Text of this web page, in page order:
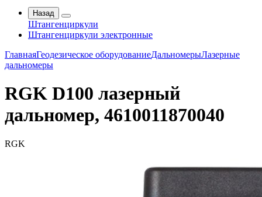
Назад
Штангенциркули
Штангенциркули электронные
ГлавнаяГеодезическое оборудованиеДальномерыЛазерные
дальномеры
RGK D100 лазерный
дальномер, 4610011870040
RGK